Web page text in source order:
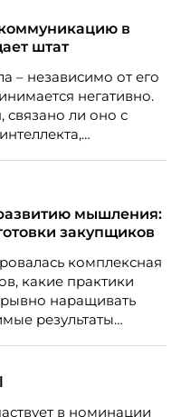
в
штат
– независимо от его
негативно.
связано ли оно с
сокращения
а для внешнего
возможных
который
мышления:
закупщиков
комплексная
какие практики
наращивать
результаты
изоляция»
в номинации